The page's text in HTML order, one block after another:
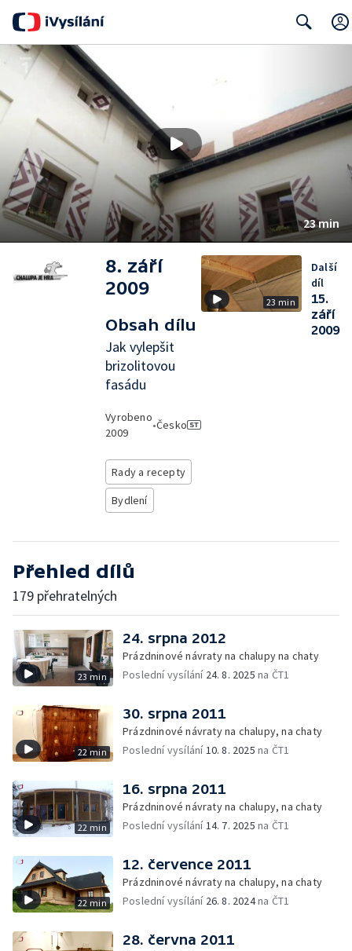
23 min
8. září
2009
Obsah dílu
Jak vylepšit
brizolitovou
fasádu
Vyrobeno
2009
•Česko
Rady a recepty
Bydlení
23 min
Další
díl
15.
září
2009
Přehled dílů
179 přehratelných
23 min
24. srpna 2012
Prázdninové návraty na chalupy na chaty
Poslední vysílání 24. 8. 2025 na ČT1
22 min
30. srpna 2011
Prázdninové návraty na chalupy, na chaty
Poslední vysílání10. 8. 2025 na ČT1
22 min
16. srpna 2011
Prázdninové návraty na chalupy, na chaty
Poslední vysílání14. 7. 2025 na ČT1
22 min
12. července 2011
Prázdninové návraty na chalupy, na chaty
Poslední vysílání 26. 8. 2024na ČT1
28. června 2011